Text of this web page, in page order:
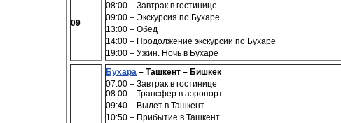
09
08:00 – Завтрак в гостинице
09:00 – Экскурсия по Бухаре
13:00 – Обед
14:00 – Продолжение экскурсии по Бухаре
19:00 – Ужин. Ночь в Бухаре
Бухара – Ташкент – Бишкек
07:00 – Завтрак в гостинице
08:00 – Трансфер в аэропорт
09:40 – Вылет в Ташкент
10:50 – Прибытие в Ташкент